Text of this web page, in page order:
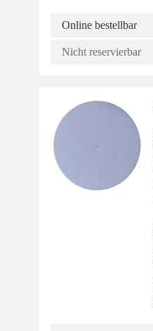
Online bestellbar
Nicht reservierbar